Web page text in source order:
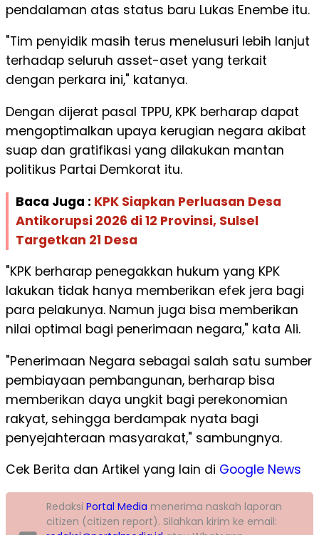
pendalaman atas status baru Lukas Enembe itu.
"Tim penyidik masih terus menelusuri lebih lanjut
terhadap seluruh asset-aset yang terkait
dengan perkara ini," katanya.
Dengan dijerat pasal TPPU, KPK berharap dapat
mengoptimalkan upaya kerugian negara akibat
suap dan gratifikasi yang dilakukan mantan
politikus Partai Demkorat itu.
Baca Juga : KPK Siapkan Perluasan Desa
Antikorupsi 2026 di 12 Provinsi, Sulsel
Targetkan 21 Desa
"KPK berharap penegakkan hukum yang KPK
lakukan tidak hanya memberikan efek jera bagi
para pelakunya. Namun juga bisa memberikan
nilai optimal bagi penerimaan negara," kata Ali.
"Penerimaan Negara sebagai salah satu sumber
pembiayaan pembangunan, berharap bisa
memberikan daya ungkit bagi perekonomian
rakyat, sehingga berdampak nyata bagi
penyejahteraan masyarakat," sambungnya.
Cek Berita dan Artikel yang lain di Google News
Redaksi Portal Media menerima naskah laporan
citizen (citizen report). Silahkan kirim ke email: